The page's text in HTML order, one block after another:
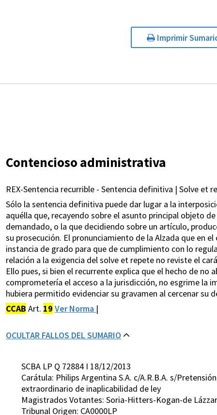
Imprimir
Contencioso administrativa
REX-Sentencia recurrible - Sentencia definitiva | Solve et
Sólo la sentencia definitiva puede dar lugar a la
aquélla que, recayendo sobre el asunto principal objeto
demandado, o la que decidiendo sobre un artículo,
su prosecución. El pronunciamiento de la Alzada que en
instancia de grado para que de cumplimiento con lo
relación a la exigencia del solve et repete no reviste el
Ello pues, si bien el recurrente explica que el hecho de
comprometería el acceso a la jurisdicción, no esgrime la
hubiera permitido evidenciar su gravamen al cercenar
CCAB Art. 19 Ver Norma |
OCULTAR FALLOS DEL SUMARIO
SCBA LP Q 72884 I 18/12/2013
Carátula: Philips Argentina S.A. c/A.R.B.A. s/
extraordinario de inaplicabilidad de ley
Magistrados Votantes: Soria-Hitters-Kogan-de
Tribunal Origen: CA0000LP